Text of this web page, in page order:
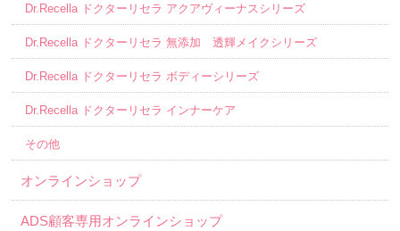
Dr.Recella ドクターリセラ アクアヴィーナスシリーズ
Dr.Recella ドクターリセラ 無添加 透輝メイクシリーズ
Dr.Recella ドクターリセラ ボディーシリーズ
Dr.Recella ドクターリセラ インナーケア
その他
オンラインショップ
ADS顧客専用オンラインショップ